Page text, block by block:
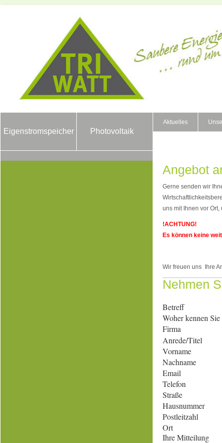
Eigenstromspeicher Photovoltaik
Aktuelles
Angebot
Gerne senden wir
uns mit Ihnen vor
!ACHTUNG!
Es können keine
Wir freuen uns Ihre
Nehmen
Betreff
Woher kennen Sie
Firma
Anrede/Titel
Vorname
Nachname
Email
Telefon
Straße
Hausnummer
Postleitzahl
Ort
Ihre Mitteilung